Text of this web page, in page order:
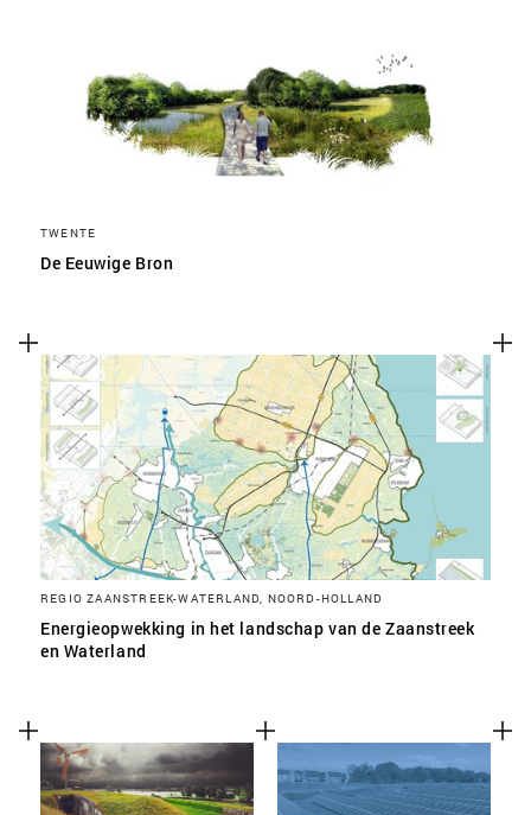
TWENTE
De Eeuwige Bron
REGIO ZAANSTREEK-WATERLAND, NOORD-HOLLAND
Energieopwekking in het landschap van de Zaanstreek
en Waterland